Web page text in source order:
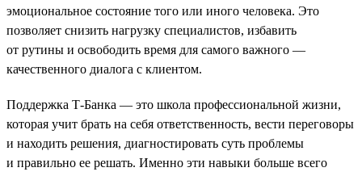
эмоциональное состояние того или иного человека. Это
позволяет снизить нагрузку специалистов, избавить
от рутины и освободить время для самого важного —
качественного диалога с клиентом.
Поддержка Т-Банка — это школа профессиональной жизни,
которая учит брать на себя ответственность, вести переговоры
и находить решения, диагностировать суть проблемы
и правильно ее решать. Именно эти навыки больше всего